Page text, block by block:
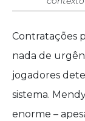
Contratações
nada de
jogadores
sistema.
enorme –